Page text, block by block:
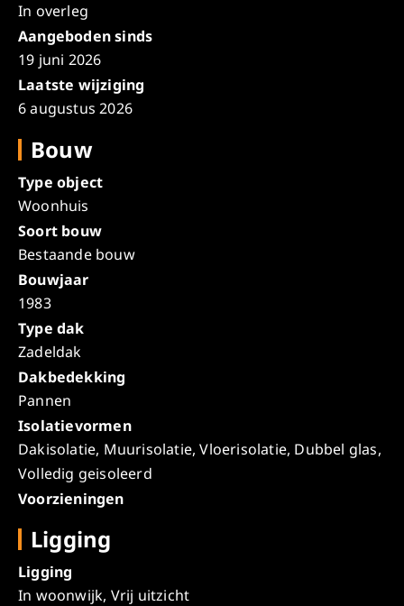
In overleg
Aangeboden sinds
19 juni 2026
Laatste wijziging
6 augustus 2026
Bouw
Type object
Woonhuis
Soort bouw
Bestaande bouw
Bouwjaar
1983
Type dak
Zadeldak
Dakbedekking
Pannen
Isolatievormen
Dakisolatie, Muurisolatie, Vloerisolatie, Dubbel glas,
Volledig geisoleerd
Voorzieningen
Ligging
Ligging
In woonwijk, Vrij uitzicht